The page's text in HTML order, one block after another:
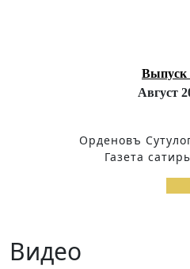
Август
Орденовъ
Газета
Видео